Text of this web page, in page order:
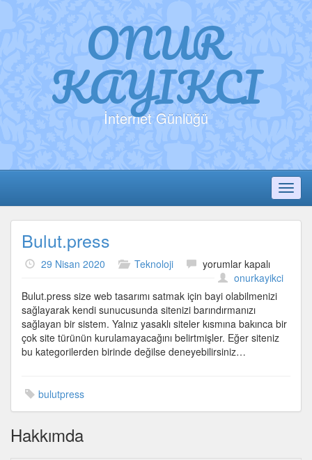
ONUR
KAYIKCI
İnternet Günlüğü
Bulut.press
29 Nisan 2020 Teknoloji
Bulut.press
yorumlar kapalı
onurkayikci
Bulut.press size web tasarımı satmak için bayi olabilmenizi
sağlayarak kendi sunucusunda sitenizi barındırmanızı
sağlayan bir sistem. Yalnız yasaklı siteler kısmına bakınca bir
çok site türünün kurulamayacağını belirtmişler. Eğer siteniz
bu kategorilerden birinde değilse deneyebilirsiniz…
bulutpress
Hakkımda